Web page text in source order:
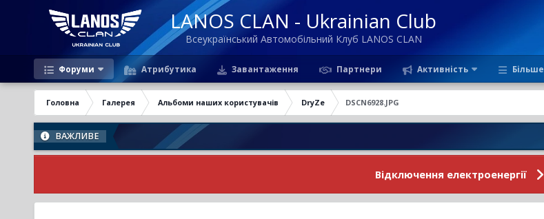
LANOS CLAN - Ukrainian Club
Всеукраїнський Автомобільний Клуб LANOS CLAN
Форуми Атрибутика Завантаження Партнери Активність Більше
Головна Галерея Альбоми наших користувачів DryZe DSCN6928.JPG
ВАЖЛИВЕ
Відключення електроенергії